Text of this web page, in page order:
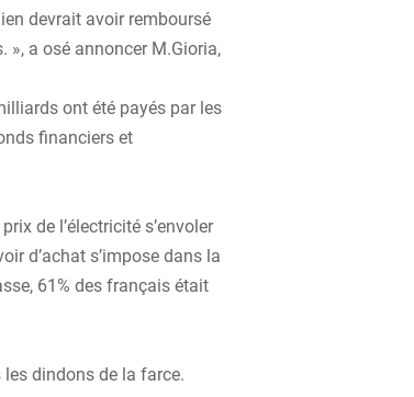
devrait avoir remboursé
», a osé annoncer M.Gioria,
ont été payés par les
financiers et
de l’électricité s’envoler
d’achat s’impose dans la
61% des français était
les dindons de la farce.